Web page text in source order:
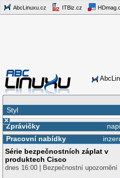
AbcLinuxu.cz ITBiz.cz
Styl
×
Zprávičky
Pracovní nabídky
Série bezpečnostních záplat v
produktech Cisco
dnes 16:00 | Bezpečnostní upozornění